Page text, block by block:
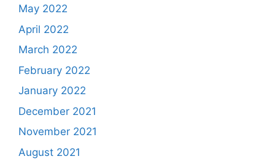
May 2022
April 2022
March 2022
February 2022
January 2022
December 2021
November 2021
August 2021